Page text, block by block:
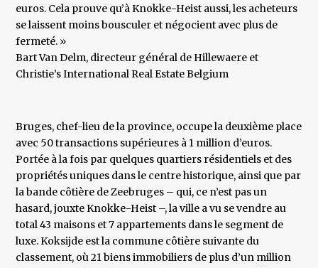
euros. Cela prouve qu’à Knokke-Heist aussi, les acheteurs
se laissent moins bousculer et négocient avec plus de
fermeté. »
​Bart Van Delm, directeur général de Hillewaere et
Christie’s International Real Estate Belgium
Bruges, chef-lieu de la province, occupe la deuxième place
avec 50 transactions supérieures à 1 million d’euros.
Portée à la fois par quelques quartiers résidentiels et des
propriétés uniques dans le centre historique, ainsi que par
la bande côtière de Zeebruges – qui, ce n’est pas un
hasard, jouxte Knokke-Heist –, la ville a vu se vendre au
total 43 maisons et 7 appartements dans le segment de
luxe. Koksijde est la commune côtière suivante du
classement, où 21 biens immobiliers de plus d’un million